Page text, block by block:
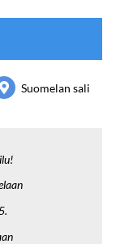
Suomelan sali